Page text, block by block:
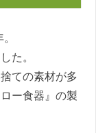
た。
ての素材が多
ー食器』の製